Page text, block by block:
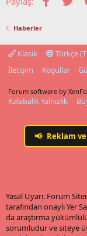
Haberler
Klasik
Türkçe
İletişim
Koşullar
Forum software by
Kalabalık Yalnızlık
📢 Reklam
Yasal Uyarı: Forum
tarafından onaylı Yer
da araştırma
sorumludur ve siteye